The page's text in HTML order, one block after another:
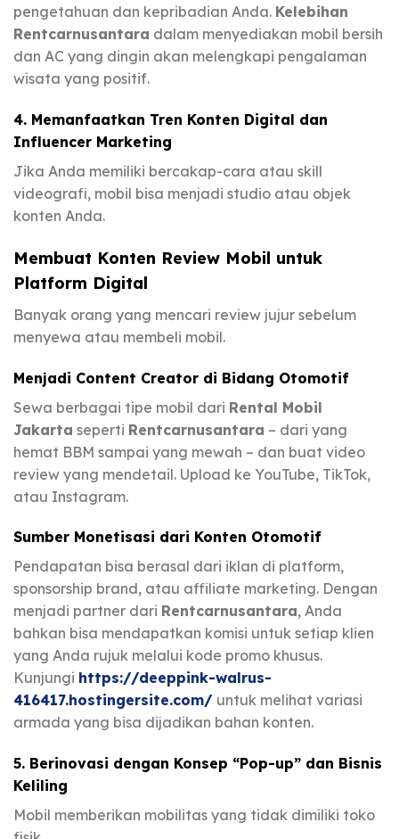
pengetahuan dan kepribadian Anda. Kelebihan
Rentcarnusantara dalam menyediakan mobil bersih
dan AC yang dingin akan melengkapi pengalaman
wisata yang positif.
4. Memanfaatkan Tren Konten Digital dan
Influencer Marketing
Jika Anda memiliki bercakap-cara atau skill
videografi, mobil bisa menjadi studio atau objek
konten Anda.
Membuat Konten Review Mobil untuk
Platform Digital
Banyak orang yang mencari review jujur sebelum
menyewa atau membeli mobil.
Menjadi Content Creator di Bidang Otomotif
Sewa berbagai tipe mobil dari Rental Mobil
Jakarta seperti Rentcarnusantara – dari yang
hemat BBM sampai yang mewah – dan buat video
review yang mendetail. Upload ke YouTube, TikTok,
atau Instagram.
Sumber Monetisasi dari Konten Otomotif
Pendapatan bisa berasal dari iklan di platform,
sponsorship brand, atau affiliate marketing. Dengan
menjadi partner dari Rentcarnusantara, Anda
bahkan bisa mendapatkan komisi untuk setiap klien
yang Anda rujuk melalui kode promo khusus.
Kunjungi https://deeppink-walrus-
416417.hostingersite.com/ untuk melihat variasi
armada yang bisa dijadikan bahan konten.
5. Berinovasi dengan Konsep “Pop-up” dan Bisnis
Keliling
Mobil memberikan mobilitas yang tidak dimiliki toko